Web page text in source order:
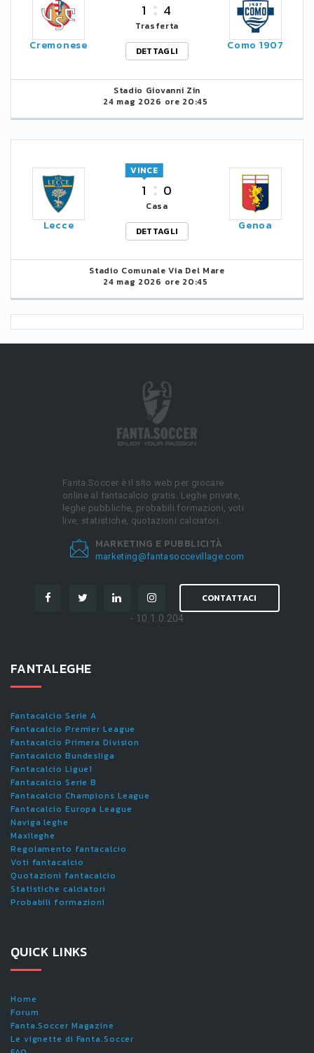
Cremonese
1 4
Trasferta
DETTAGLI
Como 1907
Stadio Giovanni Zin
24 mag 2026 ore 20:45
Lecce
1
VINCE
0
Casa
DETTAGLI
Genoa
Stadio Comunale Via Del Mare
24 mag 2026 ore 20:45
Fanta.Soccer è il sito web per giocare
online al fantacalcio gratis. Leghe private,
leghe pubbliche, probabili formazioni, voti
live, statistiche, quotazioni calciatori.
MARKETING E PUBBLICITÀ
marketing@fantasoccevillage.com
CONTATTACI
- 10.1.0.204
FANTALEGHE
Fantacalcio Serie A
Fantacalcio Premier League
Fantacalcio Primera Division
Fantacalcio Bundesliga
Fantacalcio Ligue1
Fantacalcio Serie B
Fantacalcio Champions League
Fantacalcio Europa League
Naviga leghe
Maxileghe
Regolamento fantacalcio
Voti fantacalcio
Quotazioni fantacalcio
Statistiche calciatori
Probabili formazioni
QUICK LINKS
Home
Forum
Fanta.Soccer Magazine
Le vignette di Fanta.Soccer